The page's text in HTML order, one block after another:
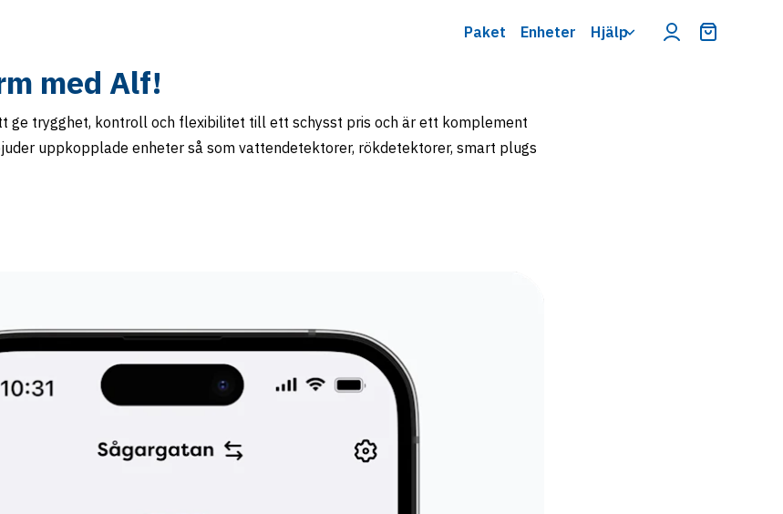
Paket Enheter Hjälp Varukorg
med Alf!
ge trygghet, kontroll och flexibilitet till ett schysst pris och är ett komplement
uppkopplade enheter så som vattendetektorer, rökdetektorer, smart plugs